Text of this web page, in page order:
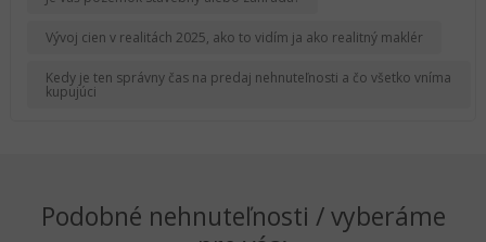
Vývoj cien v realitách 2025, ako to vidím ja ako realitný maklér
Kedy je ten správny čas na predaj nehnuteľnosti a čo všetko vníma
kupujúci
Podobné nehnuteľnosti / vyberáme